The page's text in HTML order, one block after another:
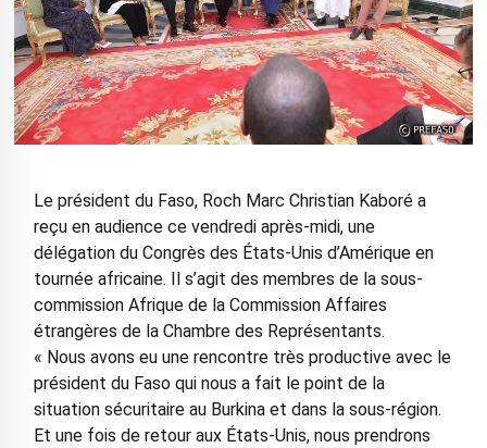
Le président du Faso, Roch Marc Christian Kaboré a
reçu en audience ce vendredi après-midi, une
délégation du Congrès des États-Unis d’Amérique en
tournée africaine. Il s’agit des membres de la sous-
commission Afrique de la Commission Affaires
étrangères de la Chambre des Représentants.
« Nous avons eu une rencontre très productive avec le
président du Faso qui nous a fait le point de la
situation sécuritaire au Burkina et dans la sous-région.
Et une fois de retour aux États-Unis, nous prendrons